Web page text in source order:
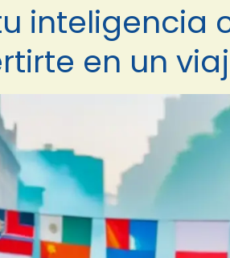
inteligencia
en un